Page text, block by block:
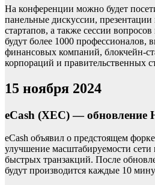
На конференции можно будет
панельные дискуссии,
стартапов, а также сессии
будут более 1000 профессионалов,
финансовых компаний, блокчейн-
корпораций и правительственных
15 ноября 2024
eCash (XEC) — обновление
eCash объявил о предстоящем
улучшение масштабируемости сети
быстрых транзакций. После
будут производится каждые 10